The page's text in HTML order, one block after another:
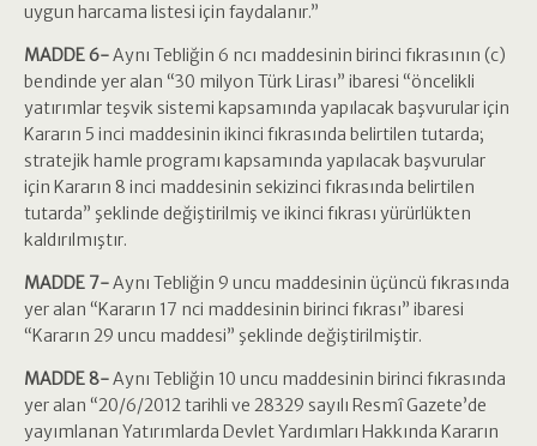
uygun harcama listesi için faydalanır.”
MADDE 6-Aynı Tebliğin 6 ncı maddesinin birinci fıkrasının (c)
bendinde yer alan “30 milyon Türk Lirası” ibaresi “öncelikli
yatırımlar teşvik sistemi kapsamında yapılacak başvurular için
Kararın 5 inci maddesinin ikinci fıkrasında belirtilen tutarda;
stratejik hamle programı kapsamında yapılacak başvurular
için Kararın 8 inci maddesinin sekizinci fıkrasında belirtilen
tutarda” şeklinde değiştirilmiş ve ikinci fıkrası yürürlükten
kaldırılmıştır.
MADDE 7-Aynı Tebliğin 9 uncu maddesinin üçüncü fıkrasında
yer alan “Kararın 17 nci maddesinin birinci fıkrası” ibaresi
“Kararın 29 uncu maddesi” şeklinde değiştirilmiştir.
MADDE 8-Aynı Tebliğin 10 uncu maddesinin birinci fıkrasında
yer alan “20/6/2012 tarihli ve 28329 sayılı Resmî Gazete’de
yayımlanan Yatırımlarda Devlet Yardımları Hakkında Kararın